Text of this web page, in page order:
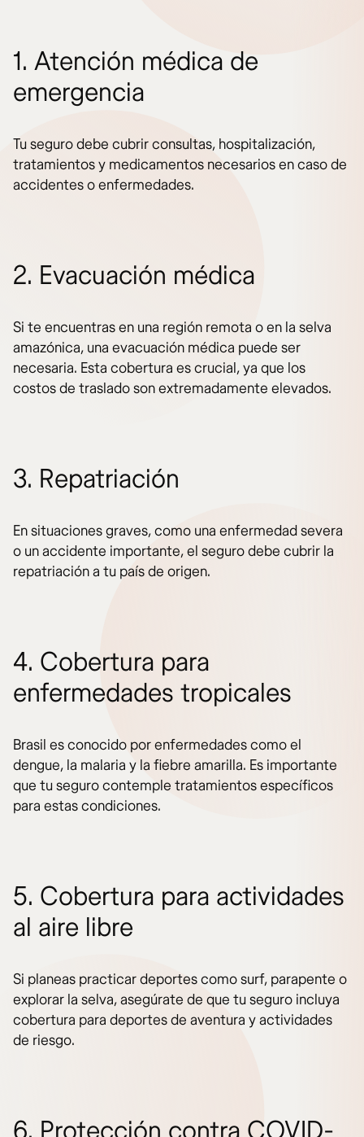
1. Atención médica de
emergencia
Tu seguro debe cubrir consultas, hospitalización,
tratamientos y medicamentos necesarios en caso de
accidentes o enfermedades.
2. Evacuación médica
Si te encuentras en una región remota o en la selva
amazónica, una evacuación médica puede ser
necesaria. Esta cobertura es crucial, ya que los
costos de traslado son extremadamente elevados.
3. Repatriación
En situaciones graves, como una enfermedad severa
o un accidente importante, el seguro debe cubrir la
repatriación a tu país de origen.
4. Cobertura para
enfermedades tropicales
Brasil es conocido por enfermedades como el
dengue, la malaria y la fiebre amarilla. Es importante
que tu seguro contemple tratamientos específicos
para estas condiciones.
5. Cobertura para actividades
al aire libre
Si planeas practicar deportes como surf, parapente o
explorar la selva, asegúrate de que tu seguro incluya
cobertura para deportes de aventura y actividades
de riesgo.